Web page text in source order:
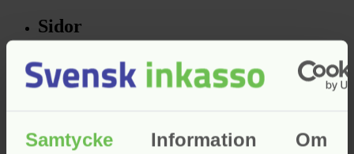
Samtycke Information Om
Sidor
Aktuellt
Anmälan till utbildningar och evenemang
Evenemang
Exempelsida